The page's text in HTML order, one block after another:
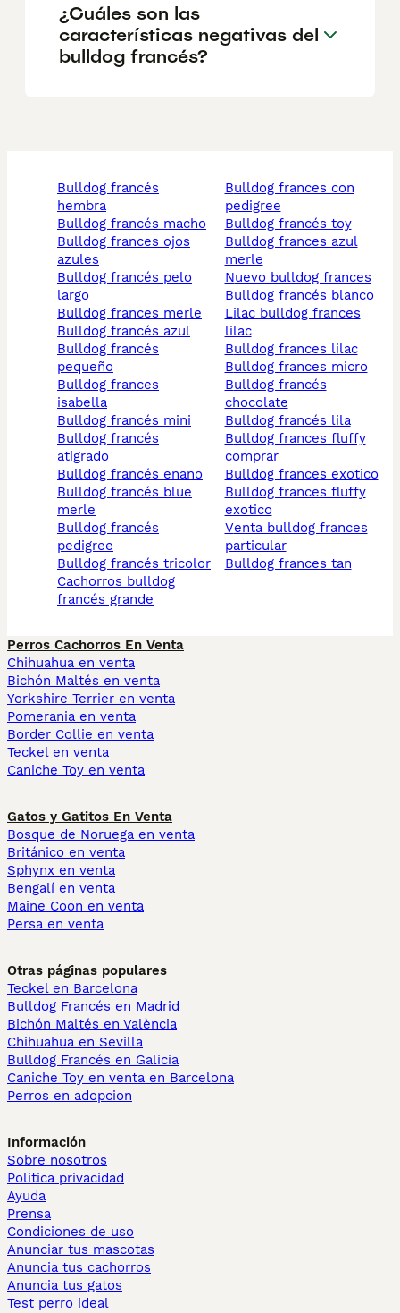
¿Cuáles son las
características negativas del
bulldog francés?
bulldog francés
hembra
bulldog francés macho
bulldog frances ojos
azules
bulldog francés pelo
largo
bulldog frances merle
bulldog francés azul
bulldog francés
pequeño
bulldog frances
isabella
bulldog francés mini
bulldog francés
atigrado
bulldog francés enano
bulldog francés blue
merle
bulldog francés
pedigree
bulldog francés tricolor
cachorros bulldog
francés grande
bulldog frances con
pedigree
bulldog francés toy
bulldog frances azul
merle
nuevo bulldog frances
bulldog francés blanco
lilac bulldog frances
lilac
bulldog frances lilac
bulldog frances micro
bulldog francés
chocolate
bulldog francés lila
bulldog frances fluffy
comprar
bulldog frances exotico
bulldog frances fluffy
exotico
venta bulldog frances
particular
bulldog frances tan
Perros Cachorros En Venta
Chihuahua en venta
Bichón Maltés en venta
Yorkshire Terrier en venta
Pomerania en venta
Border Collie en venta
Teckel en venta
Caniche Toy en venta
Gatos y Gatitos En Venta
Bosque de Noruega en venta
Británico en venta
Sphynx en venta
Bengalí en venta
Maine Coon en venta
Persa en venta
Otras páginas populares
Teckel en Barcelona
Bulldog Francés en Madrid
Bichón Maltés en València
Chihuahua en Sevilla
Bulldog Francés en Galicia
Caniche Toy en venta en Barcelona
Perros en adopcion
Información
Sobre nosotros
Politica privacidad
Ayuda
Prensa
Condiciones de uso
Anunciar tus mascotas
Anuncia tus cachorros
Anuncia tus gatos
Test perro ideal